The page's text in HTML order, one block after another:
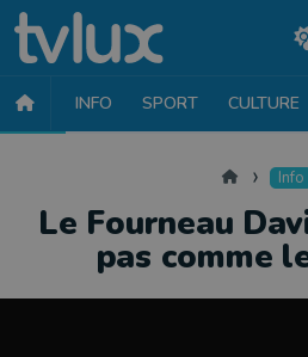
INFO SPORT CULTURE
Accueil Info
Le Fourneau
pas comme